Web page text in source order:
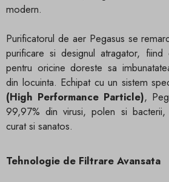
modern.
Purificatorul de aer Pegasus se
purificare si designul atragator,
pentru oricine doreste sa
din locuinta. Echipat cu un sistem
(High Performance Particle),
99,97% din virusi, polen si bacterii,
curat si sanatos.
Tehnologie de Filtrare Avansata